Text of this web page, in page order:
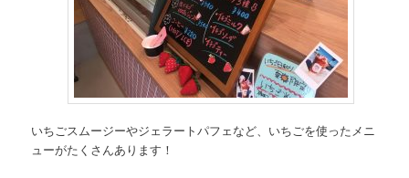
いちごスムージーやジェラートパフェなど、いちごを使ったメニ
ューがたくさんあります！